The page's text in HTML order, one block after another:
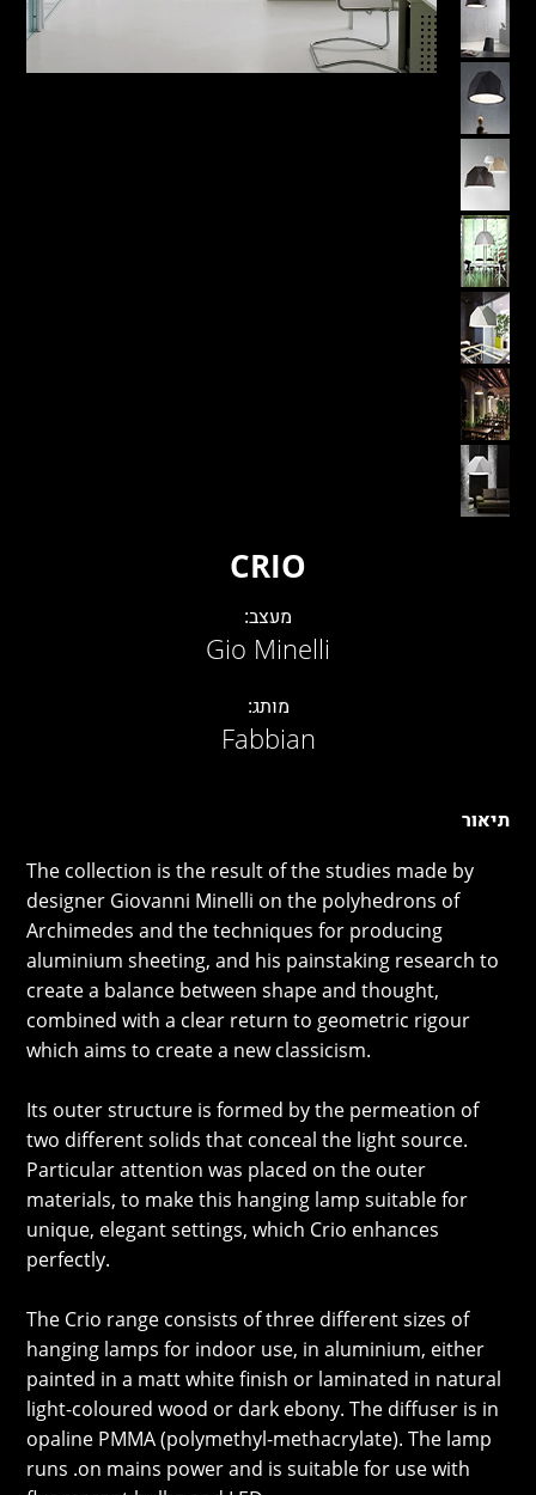
LAMBERT & FILS
ROGER PRADIER
PORSCHE
CRIO
מעצב:
Gio Minelli
מותג:
Fabbian
תיאור
The collection is the result of the studies made by
designer Giovanni Minelli on the polyhedrons of
Archimedes and the techniques for producing
aluminium sheeting, and his painstaking research to
create a balance between shape and thought,
combined with a clear return to geometric rigour
which aims to create a new classicism.
Its outer structure is formed by the permeation of
two different solids that conceal the light source.
Particular attention was placed on the outer
materials, to make this hanging lamp suitable for
unique, elegant settings, which Crio enhances
perfectly.
The Crio range consists of three different sizes of
hanging lamps for indoor use, in aluminium, either
painted in a matt white finish or laminated in natural
light-coloured wood or dark ebony. The diffuser is in
opaline PMMA (polymethyl-methacrylate). The lamp
runs .on mains power and is suitable for use with